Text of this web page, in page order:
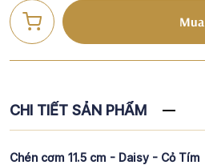
CHI TIẾT SẢN PHẨM
Chén cơm 11.5 cm - Daisy - Cỏ Tím